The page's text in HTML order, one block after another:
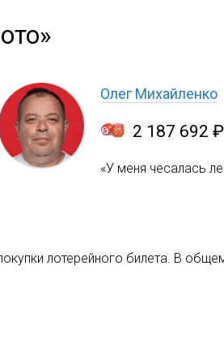
Олег Михайленко
2 187 692 ₽
«У меня чесалась
лотерейного билета. В